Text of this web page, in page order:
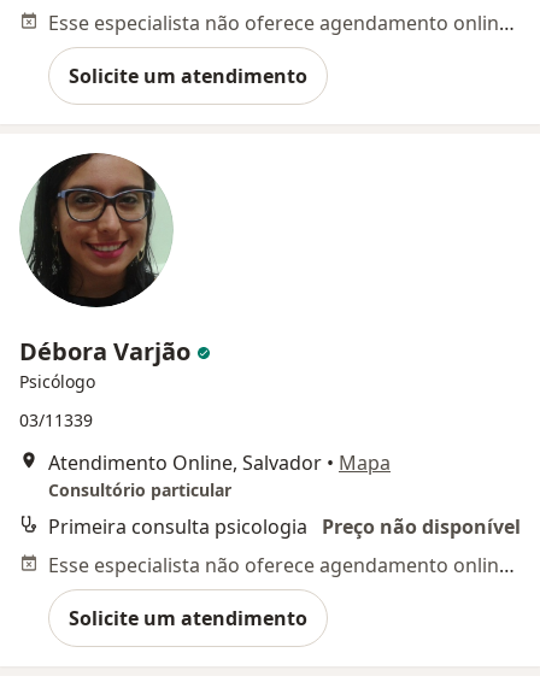
Esse especialista não oferece agendamento online para esse endereço.
Solicite um atendimento
Débora Varjão
Psicólogo
03/11339
Atendimento Online, Salvador • Mapa
Consultório particular
Primeira consulta psicologia
Preço não disponível
Esse especialista não oferece agendamento online para esse endereço.
Solicite um atendimento